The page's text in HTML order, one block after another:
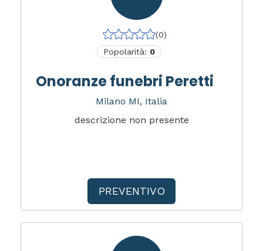
(0)
Popolarità: 0
Onoranze funebri Peretti
Milano MI, Italia
descrizione non presente
PREVENTIVO